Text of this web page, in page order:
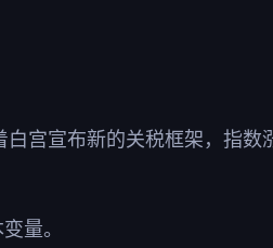
宫宣布新的关税框架，指数
量。